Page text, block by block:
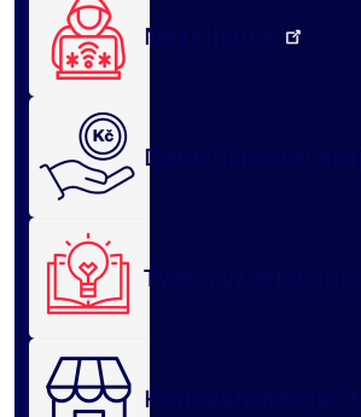
NežKlikneš
Dotační portál
Týden vzdělávání
Královéhradecké